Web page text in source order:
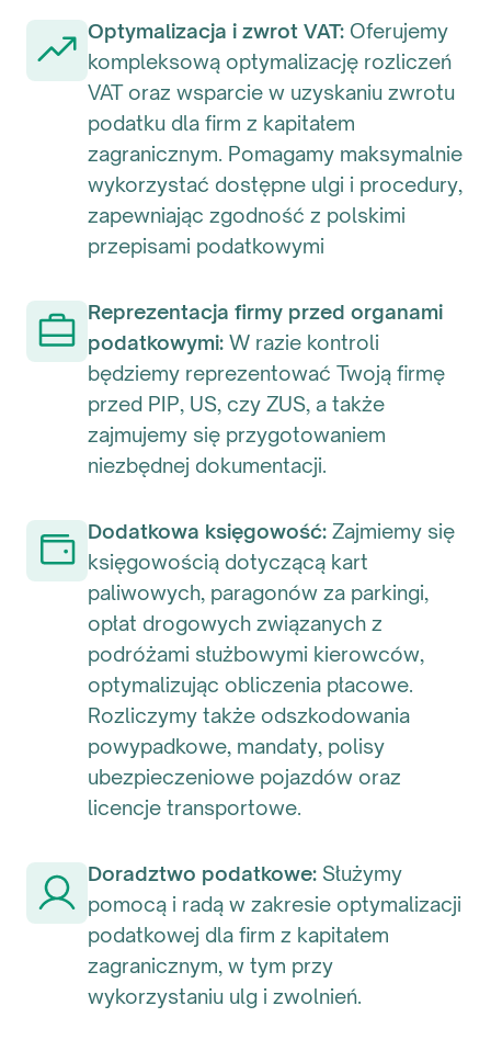
Optymalizacja i zwrot VAT: Oferujemy
kompleksową optymalizację rozliczeń
VAT oraz wsparcie w uzyskaniu zwrotu
podatku dla firm z kapitałem
zagranicznym. Pomagamy maksymalnie
wykorzystać dostępne ulgi i procedury,
zapewniając zgodność z polskimi
przepisami podatkowymi
Reprezentacja firmy przed organami
podatkowymi: W razie kontroli
będziemy reprezentować Twoją firmę
przed PIP, US, czy ZUS, a także
zajmujemy się przygotowaniem
niezbędnej dokumentacji.
Dodatkowa księgowość: Zajmiemy się
księgowością dotyczącą kart
paliwowych, paragonów za parkingi,
opłat drogowych związanych z
podróżami służbowymi kierowców,
optymalizując obliczenia płacowe.
Rozliczymy także odszkodowania
powypadkowe, mandaty, polisy
ubezpieczeniowe pojazdów oraz
licencje transportowe.
Doradztwo podatkowe: Służymy
pomocą i radą w zakresie optymalizacji
podatkowej dla firm z kapitałem
zagranicznym, w tym przy
wykorzystaniu ulg i zwolnień.